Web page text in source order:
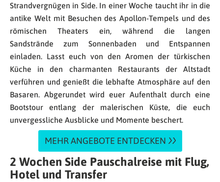
Strandvergnügen in Side. In einer Woche taucht ihr in die
antike Welt mit Besuchen des Apollon-Tempels und des
römischen Theaters ein, während die langen
Sandstrände zum Sonnenbaden und Entspannen
einladen. Lasst euch von den Aromen der türkischen
Küche in den charmanten Restaurants der Altstadt
verführen und genießt die lebhafte Atmosphäre auf den
Basaren. Abgerundet wird euer Aufenthalt durch eine
Bootstour entlang der malerischen Küste, die euch
unvergessliche Ausblicke und Momente beschert.
MEHR ANGEBOTE ENTDECKEN
2 Wochen Side Pauschalreise mit Flug,
Hotel und Transfer